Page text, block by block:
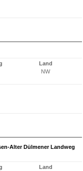
Land
NW
Alter Dülmener Landweg
Land